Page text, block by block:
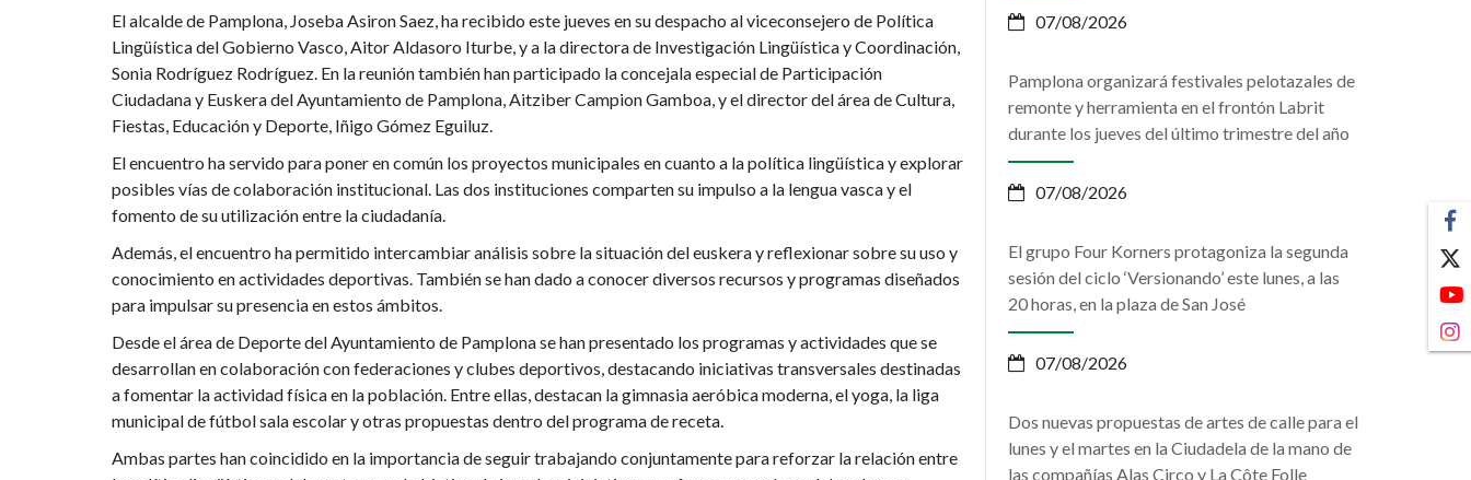
la
directora
de
Investigación
Lingüística
y
Coordinación
del
Gobierno
Vasco
El alcalde de Pamplona, Joseba Asiron Saez, ha recibido este jueves en su despacho al viceconsejero de Política
Lingüística del Gobierno Vasco, Aitor Aldasoro Iturbe, y a la directora de Investigación Lingüística y Coordinación,
Sonia Rodríguez Rodríguez. En la reunión también han participado la concejala especial de Participación
Ciudadana y Euskera del Ayuntamiento de Pamplona, Aitziber Campion Gamboa, y el director del área de Cultura,
Fiestas, Educación y Deporte, Iñigo Gómez Eguiluz.
El encuentro ha servido para poner en común los proyectos municipales en cuanto a la política lingüística y explorar
posibles vías de colaboración institucional. Las dos instituciones comparten su impulso a la lengua vasca y el
fomento de su utilización entre la ciudadanía.
Además, el encuentro ha permitido intercambiar análisis sobre la situación del euskera y reflexionar sobre su uso y
conocimiento en actividades deportivas. También se han dado a conocer diversos recursos y programas diseñados
para impulsar su presencia en estos ámbitos.
Desde el área de Deporte del Ayuntamiento de Pamplona se han presentado los programas y actividades que se
desarrollan en colaboración con federaciones y clubes deportivos, destacando iniciativas transversales destinadas
a fomentar la actividad física en la población. Entre ellas, destacan la gimnasia aeróbica moderna, el yoga, la liga
municipal de fútbol sala escolar y otras propuestas dentro del programa de receta.
Ambas partes han coincidido en la importancia de seguir trabajando conjuntamente para reforzar la relación entre
07/08/2026
Pamplona organizará festivales pelotazales de
remonte y herramienta en el frontón Labrit
durante los jueves del último trimestre del año
07/08/2026
El grupo Four Korners protagoniza la segunda
sesión del ciclo ‘Versionando’ este lunes, a las
20 horas, en la plaza de San José
07/08/2026
Dos nuevas propuestas de artes de calle para el
lunes y el martes en la Ciudadela de la mano de
las compañías Alas Circo y La Côte Folle